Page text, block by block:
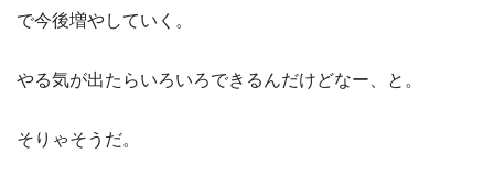
で今後増やしていく。
やる気が出たらいろいろできるんだけどなー、と。
そりゃそうだ。